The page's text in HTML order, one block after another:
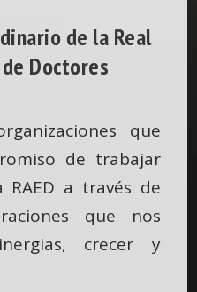
de la Real
Doctores
que
de trabajar
a través de
que nos
crecer y